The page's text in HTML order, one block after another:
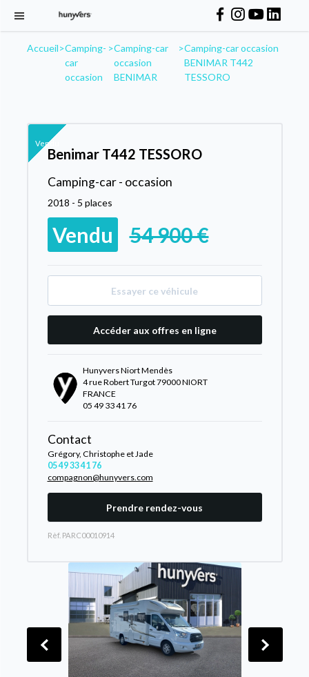
Accueil>Camping-
car
occasion
>Camping-car
occasion
BENIMAR
>Camping-car occasion
BENIMAR T442
TESSORO
Vendu
Benimar T442 TESSORO
Camping-car - occasion
2018 - 5 places
Vendu 54 900 €
Essayer ce véhicule
Accéder aux offres en ligne
Hunyvers Niort Mendès
4 rue Robert Turgot 79000 NIORT
FRANCE
05 49 33 41 76
Contact
Grégory, Christophe et Jade
05 49 33 41 76
compagnon@hunyvers.com
Prendre rendez-vous
Rèf. PARC00010914